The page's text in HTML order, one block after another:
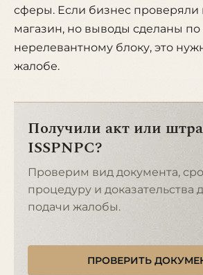
сферы. Если бизнес проверяли
магазин, но выводы сделаны по
нерелевантному блоку, это
жалобе.
Получили акт или
ISSPNPC?
Проверим вид документа,
процедуру и доказательства
подачи жалобы.
ПРОВЕРИТЬ